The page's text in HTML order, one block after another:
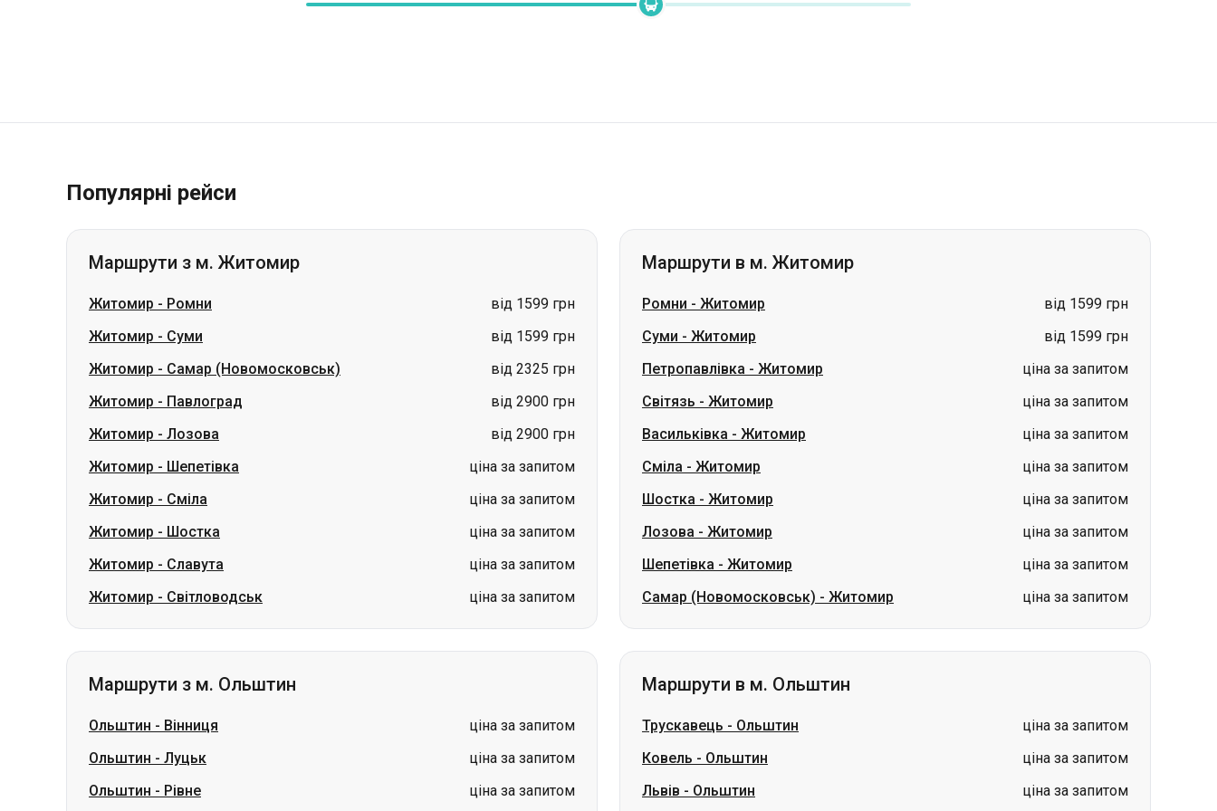
Житомир Ромни
Житомир- Самар (Новомосковськ)
Житомир-Павлоград
від 2900 грн
Житомир-Лозова
від 2900 грн
Житомир-Шепетівка
ціна за запитом
Житомир-Сміла
ціна за запитом
Житомир-Шостка
ціна за запитом
Житомир-Славута
ціна за запитом
Житомир-Світловодськ ціна за запитом
Петропавлівка -Житомир
Світязь-Житомир
ціна за запитом
Васильківка-Житомир
ціна за запитом
Сміла-Житомир
ціна за запитом
Шостка-Житомир
ціна за запитом
Лозова-Житомир
ціна за запитом
Шепетівка-Житомир
ціна за запитом
Самар (Новомосковськ)
ціна за запитом
Маршрути з м. Ольштин
Ольштин-Вінниця
ціна за запитом
Ольштин- Рівне
Ольштин-Київ
ціна за запитом
Ольштин-Львів ціна за запитом
Маршрути в м. Ольштин
Трускавець-Ольштин
ціна за запитом
Львів-Ольштин
Київ-Ольштин
ціна за запитом
Тернопіль-Ольштин
ціна за запитом
Хмельницький- ціна за запитом